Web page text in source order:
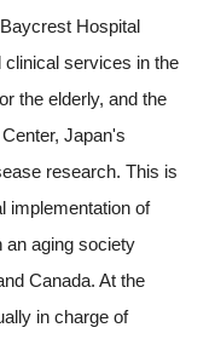
Hospital
services in the
the elderly, and the
Japan's
research. This is
implementation of
an aging society
Canada. At the
in charge of